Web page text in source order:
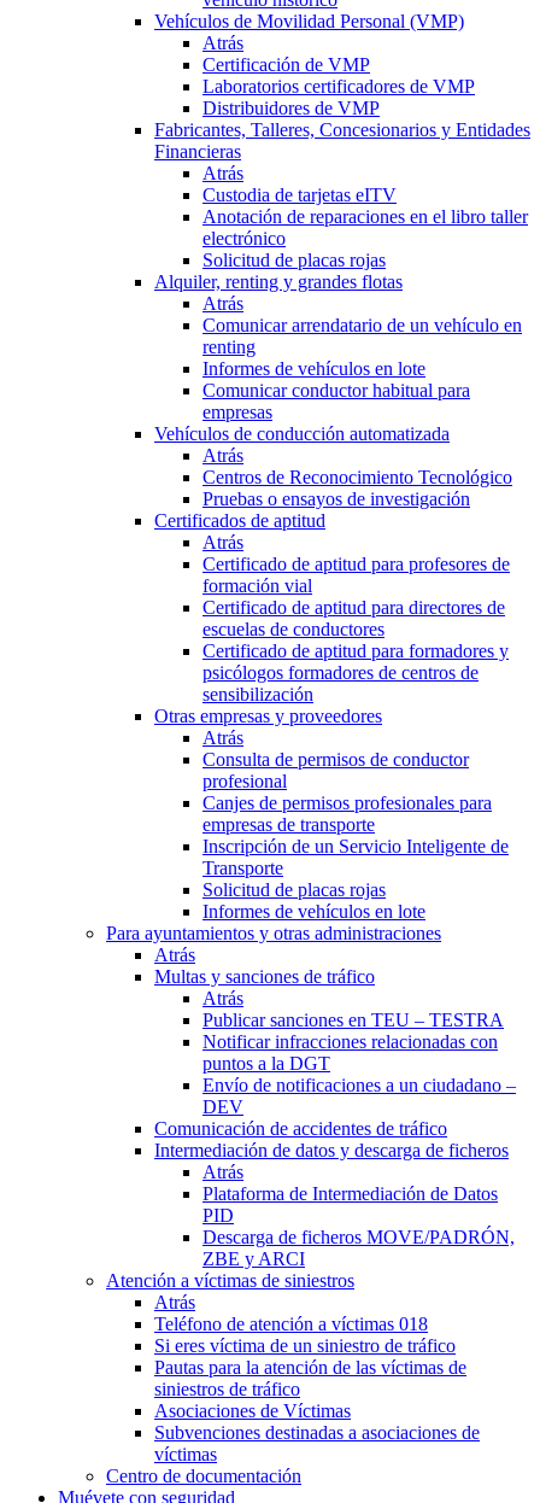
Vehículos de Movilidad Personal (VMP)
Atrás
Certificación de VMP
Laboratorios certificadores de VMP
Distribuidores de VMP
Fabricantes, Talleres, Concesionarios y Entidades
Financieras
Atrás
Custodia de tarjetas eITV
Anotación de reparaciones en el libro taller
electrónico
Solicitud de placas rojas
Alquiler, renting y grandes flotas
Atrás
Comunicar arrendatario de un vehículo en
renting
Informes de vehículos en lote
Comunicar conductor habitual para
empresas
Vehículos de conducción automatizada
Atrás
Centros de Reconocimiento Tecnológico
Pruebas o ensayos de investigación
Certificados de aptitud
Atrás
Certificado de aptitud para profesores de
formación vial
Certificado de aptitud para directores de
escuelas de conductores
Certificado de aptitud para formadores y
psicólogos formadores de centros de
sensibilización
Otras empresas y proveedores
Atrás
Consulta de permisos de conductor
profesional
Canjes de permisos profesionales para
empresas de transporte
Inscripción de un Servicio Inteligente de
Transporte
Solicitud de placas rojas
Informes de vehículos en lote
Para ayuntamientos y otras administraciones
Atrás
Multas y sanciones de tráfico
Atrás
Publicar sanciones en TEU – TESTRA
Notificar infracciones relacionadas con
puntos a la DGT
Envío de notificaciones a un ciudadano –
DEV
Comunicación de accidentes de tráfico
Intermediación de datos y descarga de ficheros
Atrás
Plataforma de Intermediación de Datos
PID
Descarga de ficheros MOVE/PADRÓN,
ZBE y ARCI
Atención a víctimas de siniestros
Atrás
Teléfono de atención a víctimas 018
Si eres víctima de un siniestro de tráfico
Pautas para la atención de las víctimas de
siniestros de tráfico
Asociaciones de Víctimas
Subvenciones destinadas a asociaciones de
víctimas
Centro de documentación
Muévete con seguridad